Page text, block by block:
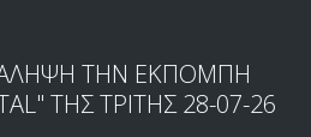
ΤΗΝ ΕΚΠΟΜΠΗ
ΤΗΣ ΤΡΙΤΗΣ 28-07-26